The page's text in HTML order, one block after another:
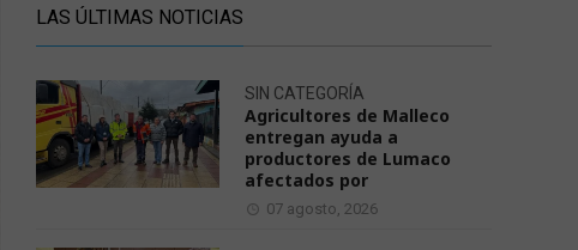
LAS ÚLTIMAS NOTICIAS
SIN CATEGORÍA
Agricultores de Malleco
entregan ayuda a
productores de Lumaco
afectados por
07 agosto, 2026